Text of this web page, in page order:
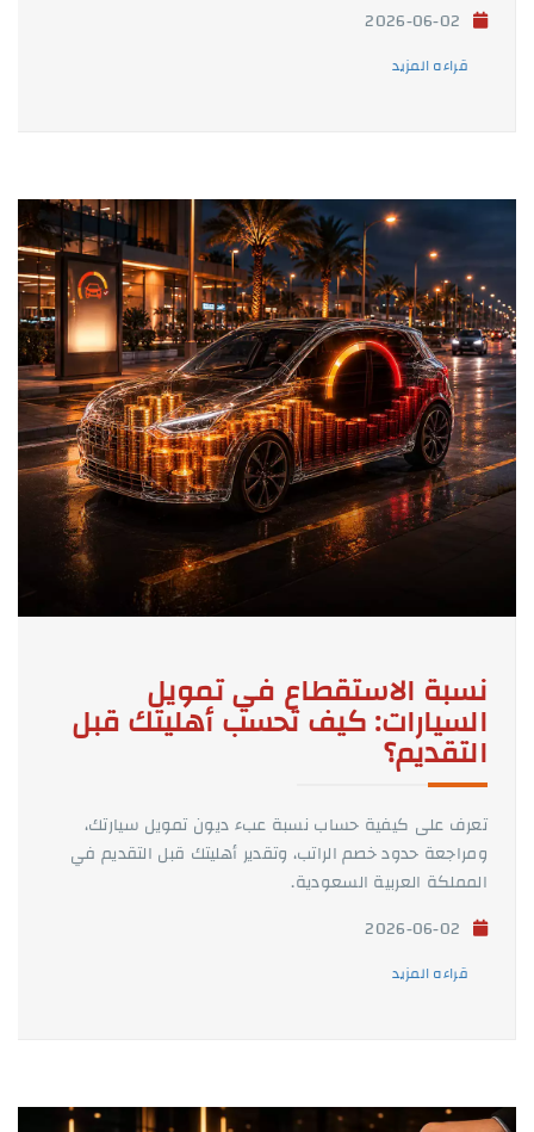
قراءه المزيد
نسبة الاستقطاع في تمويل
السيارات: كيف تحسب أهليتك قبل
التقديم؟
تعرف على كيفية حساب نسبة عبء ديون تمويل سيارتك،
ومراجعة حدود خصم الراتب، وتقدير أهليتك قبل التقديم في
المملكة العربية السعودية.
قراءه المزيد